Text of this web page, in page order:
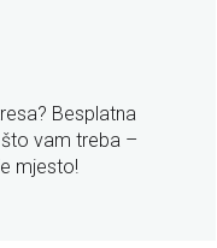
Besplatna
vam treba –
mjesto!